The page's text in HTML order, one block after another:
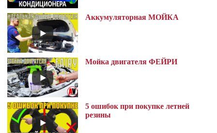
Аккумуляторная МОЙКА
Мойка двигателя ФЕЙРИ
5 ошибок при покупке летней
резины